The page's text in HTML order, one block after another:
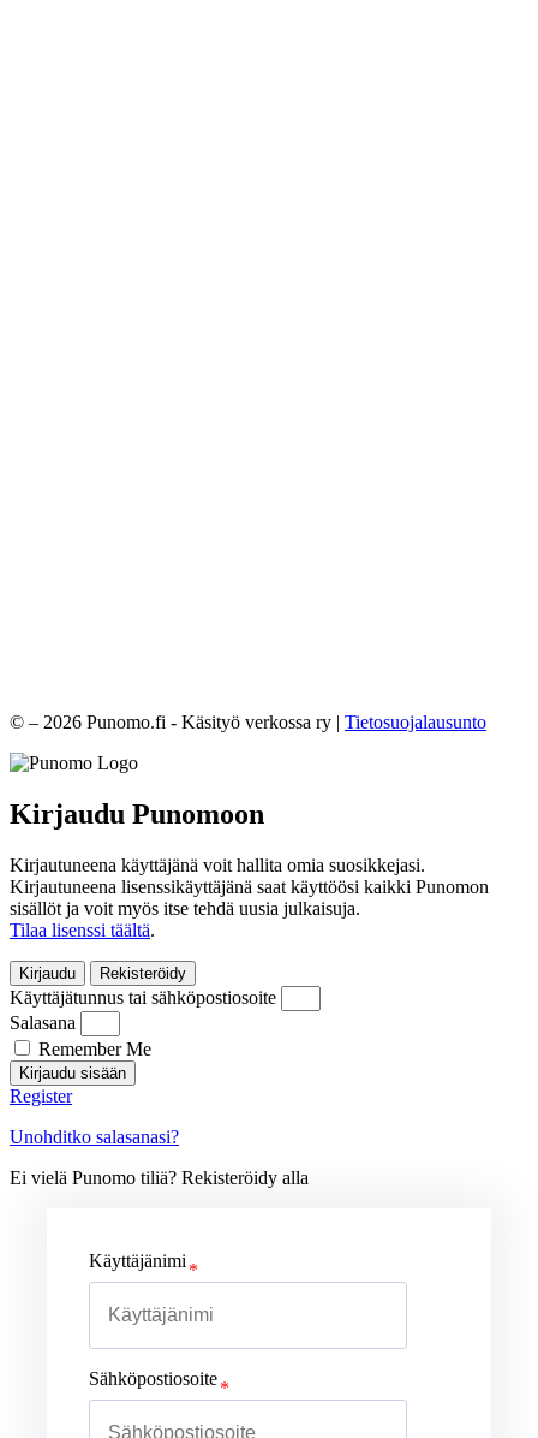
© – 2026 Punomo.fi - Käsityö verkossa ry | Tietosuojalausunto
Kirjaudu Punomoon
Kirjautuneena käyttäjänä voit hallita omia suosikkejasi.
Kirjautuneena lisenssikäyttäjänä saat käyttöösi kaikki Punomon
sisällöt ja voit myös itse tehdä uusia julkaisuja.
Tilaa lisenssi täältä.
Kirjaudu Rekisteröidy
Käyttäjätunnus tai sähköpostiosoite
Salasana
Remember Me
Kirjaudu sisään
Register
Unohditko salasanasi?
Ei vielä Punomo tiliä? Rekisteröidy alla
Käyttäjänimi
Sähköpostiosoite